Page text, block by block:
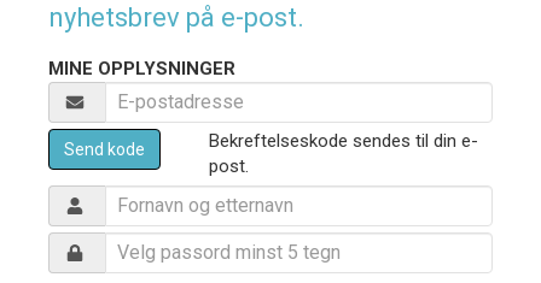
nyhetsbrev på e-post.
MINE OPPLYSNINGER
Send kode
Bekreftelseskode sendes til din e-
post.